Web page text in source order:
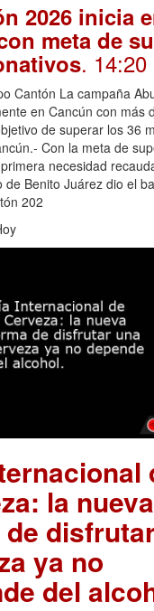
2026 inicia
meta de
. 14:20
Cantón La campaña
en Cancún con más
de superar los 36
Con la meta de
necesidad
de Benito Juárez dio el
202
la nueva
ya no
del